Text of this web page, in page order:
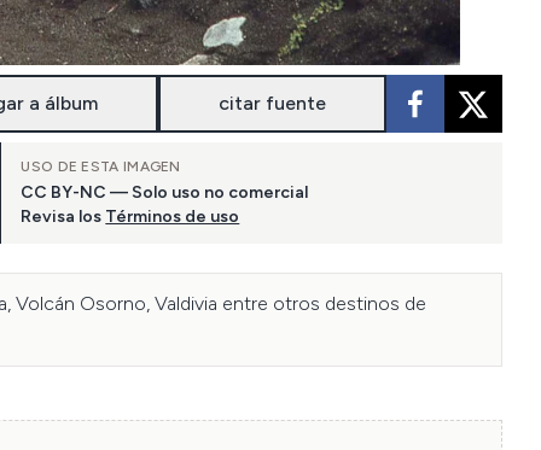
a álbum citar fuente
USO DE ESTA IMAGEN
CC BY-NC — Solo uso no comercial
Revisa los Términos de uso
Volcán Osorno, Valdivia entre otros destinos de